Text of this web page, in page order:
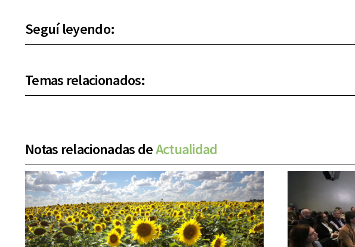
Seguí leyendo:
Temas relacionados:
Notas relacionadas deActualidad